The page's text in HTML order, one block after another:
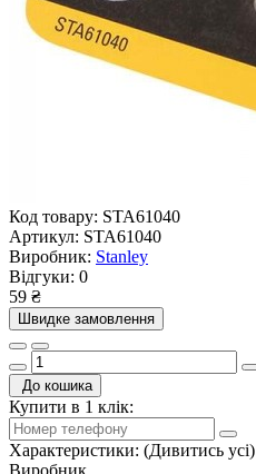
Код товару: STA61040
Артикул: STA61040
Виробник: Stanley
Відгуки: 0
59 ₴
Швидке замовлення
До кошика
Купити в 1 клік:
Характеристики: (Дивитись усі)
Виробник